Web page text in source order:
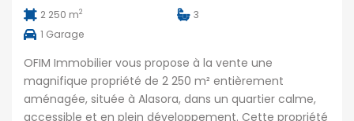
2 250 m2
3
1 Garage
OFIM Immobilier vous propose à la vente une
magnifique propriété de 2 250 m² entièrement
aménagée, située à Alasora, dans un quartier calme,
accessible et en plein développement. Cette propriété